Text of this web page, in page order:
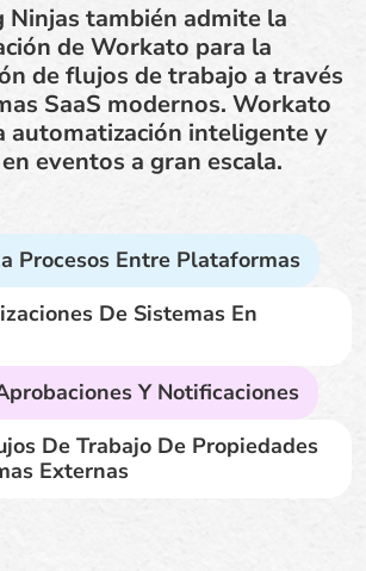
Ninjas también admite la
de Workato para la
de flujos de trabajo a través
SaaS modernos. Workato
automatización inteligente y
eventos a gran escala.
Procesos Entre Plataformas
De Sistemas En
Y Notificaciones
De Trabajo De Propiedades
Externas